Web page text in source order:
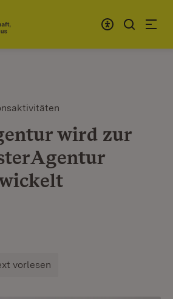
wird zur
vorlesen